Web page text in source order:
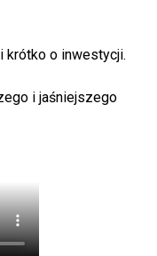
krótko o inwestycji.
i jaśniejszego